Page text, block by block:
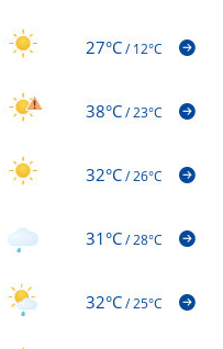
27°C/12°C
38°C/23°C
32°C/26°C
31°C/28°C
32°C/25°C